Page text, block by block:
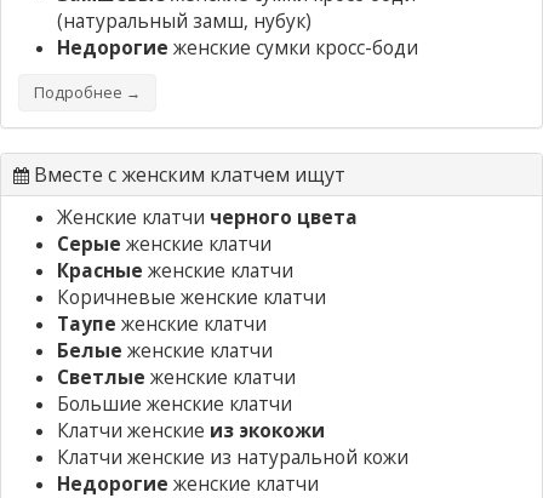
(натуральный замш, нубук)
Недорогие женские сумки кросс-боди
Подробнее →
Вместе с женским клатчем ищут
Женские клатчи черного цвета
Серые женские клатчи
Красные женские клатчи
Коричневые женские клатчи
Таупе женские клатчи
Белые женские клатчи
Светлые женские клатчи
Большие женские клатчи
Клатчи женские из экокожи
Клатчи женские из натуральной кожи
Недорогие женские клатчи